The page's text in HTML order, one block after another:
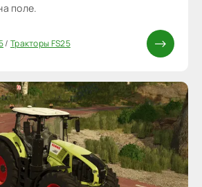
поле.
/ Тракторы FS25